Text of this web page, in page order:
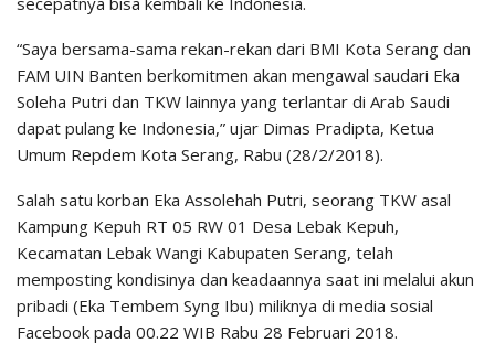
“Saya bersama-sama rekan-rekan dari BMI Kota Serang dan
FAM UIN Banten berkomitmen akan mengawal saudari Eka
Soleha Putri dan TKW lainnya yang terlantar di Arab Saudi
dapat pulang ke Indonesia,” ujar Dimas Pradipta, Ketua
Umum Repdem Kota Serang, Rabu (28/2/2018).
Salah satu korban Eka Assolehah Putri, seorang TKW asal
Kampung Kepuh RT 05 RW 01 Desa Lebak Kepuh,
Kecamatan Lebak Wangi Kabupaten Serang, telah
memposting kondisinya dan keadaannya saat ini melalui akun
pribadi (Eka Tembem Syng Ibu) miliknya di media sosial
Facebook pada 00.22 WIB Rabu 28 Februari 2018.